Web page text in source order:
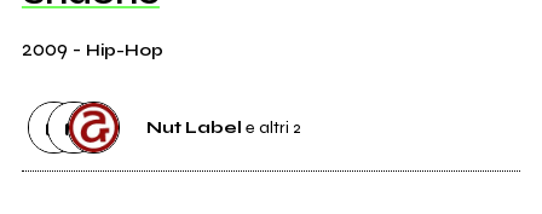
2009 - Hip-Hop
Nut Label e altri 2